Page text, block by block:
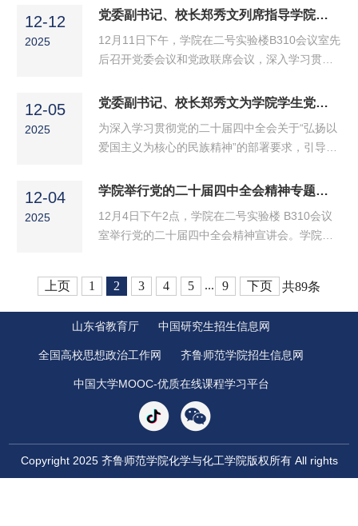
坤同志的带领下，全体党员面向党旗庄严宣誓。
铿锵有力的誓言回荡在会场，...
题宣讲会。学院副院长张旭雪面向化工设计竞
议伊始，张旭雪围绕全会精神核心要义，结合相
关竞赛实践经验，从“深学细悟全会精神—把握化
神的化工路径”“凝心聚力勇担当—明确师生奋进
新目标”三个维度展开宣讲。...
12-12
2025
党委副书记、校长郑秀文列席指导学院党委会议和党政联席会议
12月11日下午，学院在二号实验楼B310会议室先
后召开党委会议和党政联席会议，深入学习贯彻
学院近期党建、工会、学生工作、绩效奖励分
秀文莅临会议指导。学院党委委员、党政领导班
子成员参加会议。首先，参会人员进行了“第一议
广东考察时强调：深入学习宣传贯彻党的二十届
四中全会精神 以全面深化改革开放推动高质量发
展》...
12-05
2025
党委副书记、校长郑秀文为学院学生党员讲授思政课
为深入学习贯彻党的二十届四中全会关于“弘扬以
爱国主义为核心的民族精神”的部署要求，引导学
4日下午，党委副书记、校长郑秀文在二号实验楼
胜利，坚定民族信念”思政课。学院第一党支部和
第二党支部学生党员参加，学院党委书记巩磊主
讲授。首先他回溯了14年抗战的艰难历程，从九
战，...
12-04
2025
学院举行党的二十届四中全会精神专题宣讲会
12月4日下午2点，学院在二号实验楼 B310会议
室举行党的二十届四中全会精神宣讲会。学院党
听，共同领悟全会精神实质，探讨立足教育岗位
对接国家大局，推动育人工作与强国建设同频共
振。宣讲会上，巩磊围绕主题从全会精神的核心
逻辑、实践路径和育人要求三个维度展开深入解
五”时期发展宏伟蓝图，对全体教师提出三点实践
要求：...
上页 1 2 3 4 5 ... 9 下页 共89条
山东省教育厅 中国研究生招生信息网
全国高校思想政治工作网 齐鲁师范学院招生信息网
中国大学MOOC-优质在线课程学习平台
Copyright 2025 齐鲁师范学院化学与化工学院版权所有 All rights